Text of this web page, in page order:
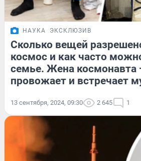
НАУКА ЭКСКЛЮЗИВ
Сколько вещей
космос и как часто
семье. Жена космонавта
провожает и встречает
13 сентября, 2024, 09:30 2 645 1